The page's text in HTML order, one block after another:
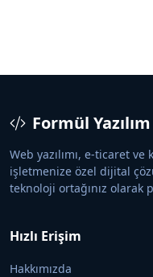
Formül Yazılım
Web yazılımı, e-ticaret
işletmenize özel dijital
teknoloji ortağınız olarak
Hızlı Erişim
Hakkımızda